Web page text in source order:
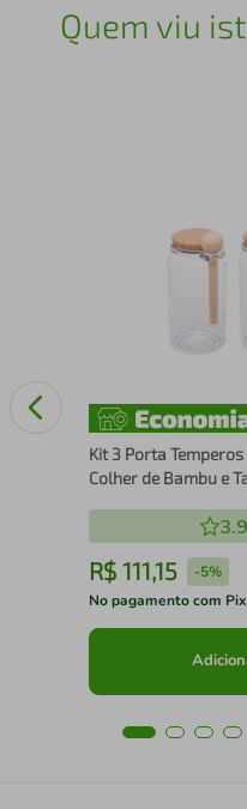
Quem viu
Kit 3 Porta
Colher de Bambu e
R$ 111,15 -5%
No pagamento com Pix